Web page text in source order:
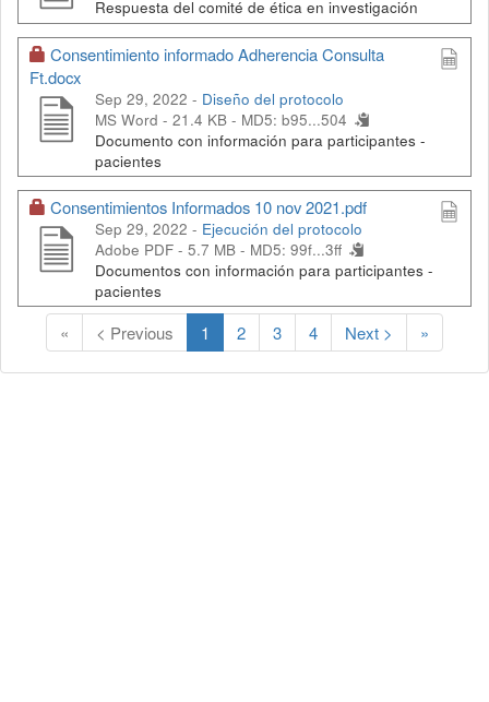
Respuesta del comité de ética en investigación
Consentimiento informado Adherencia Consulta
Ft.docx
Sep 29, 2022 - Diseño del protocolo
MS Word - 21.4 KB - MD5: b95...504
Documento con información para participantes -
pacientes
Consentimientos Informados 10 nov 2021.pdf
Sep 29, 2022 - Ejecución del protocolo
Adobe PDF - 5.7 MB - MD5: 99f...3ff
Documentos con información para participantes -
pacientes
« < Previous 1
C
u
2 3 4 Next > »